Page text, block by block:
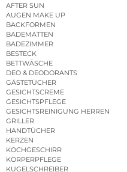
AFTER SUN
AUGEN MAKE UP
BACKFORMEN
BADEMATTEN
BADEZIMMER
BESTECK
BETTWÄSCHE
DEO & DEODORANTS
GÄSTETÜCHER
GESICHTSCREME
GESICHTSPFLEGE
GESICHTSREINIGUNG HERREN
GRILLER
HANDTÜCHER
KERZEN
KOCHGESCHIRR
KÖRPERPFLEGE
KUGELSCHREIBER